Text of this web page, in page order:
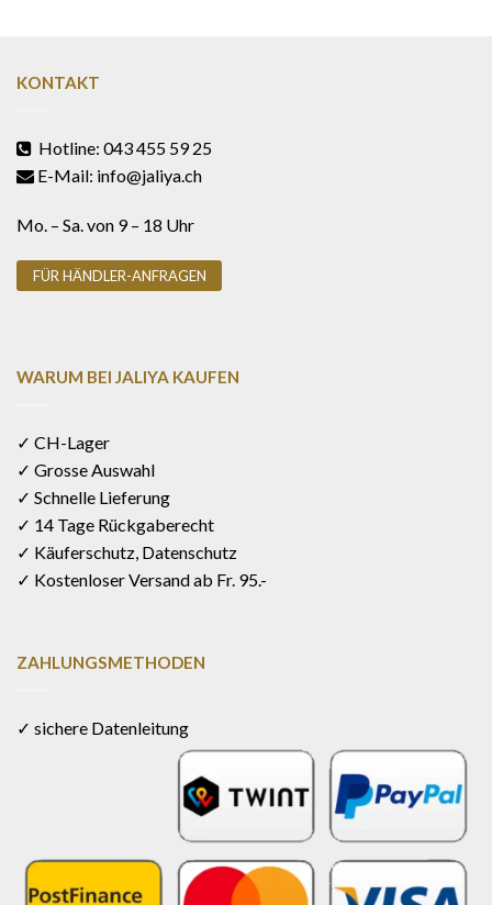
KONTAKT
Hotline: 043 455 59 25
E-Mail: info@jaliya.ch
Mo. – Sa. von 9 – 18 Uhr
FÜR HÄNDLER-ANFRAGEN
WARUM BEI JALIYA KAUFEN
✓ CH-Lager
✓ Grosse Auswahl
✓ Schnelle Lieferung
✓ 14 Tage Rückgaberecht
✓ Käuferschutz, Datenschutz
✓ Kostenloser Versand ab Fr. 95.-
ZAHLUNGSMETHODEN
✓ sichere Datenleitung